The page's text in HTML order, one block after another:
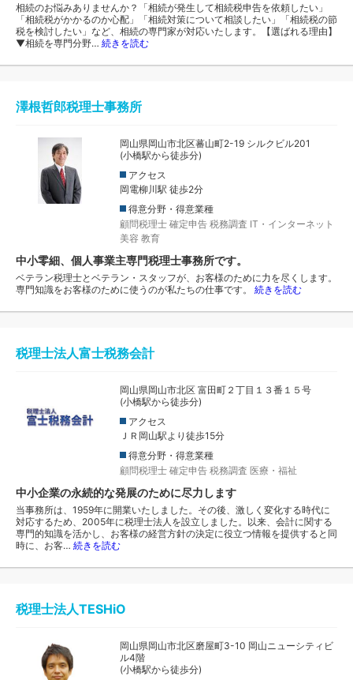
相続のお悩みありませんか？「相続が発生して相続税申告を依頼したい」
「相続税がかかるのか心配」「相続対策について相談したい」「相続税の節
税を検討したい」など、相続の専門家が対応いたします。【選ばれる理由】
▼相続を専門分野… 続きを読む
澤根哲郎税理士事務所
岡山県岡山市北区蕃山町2-19 シルクビル201
(小橋駅から徒歩分)
アクセス
岡電柳川駅 徒歩2分
得意分野・得意業種
顧問税理士 確定申告 税務調査 IT・インターネット
美容 教育
中小零細、個人事業主専門税理士事務所です。
ベテラン税理士とベテラン・スタッフが、お客様のために力を尽くします。
専門知識をお客様のために使うのが私たちの仕事です。 続きを読む
税理士法人富士税務会計
岡山県岡山市北区 富田町２丁目１３番１５号
(小橋駅から徒歩分)
アクセス
ＪＲ岡山駅より徒歩15分
得意分野・得意業種
顧問税理士 確定申告 税務調査 医療・福祉
中小企業の永続的な発展のために尽力します
当事務所は、1959年に開業いたしました。その後、激しく変化する時代に
対応するため、2005年に税理士法人を設立しました。以来、会計に関する
専門的知識を活かし、お客様の経営方針の決定に役立つ情報を提供すると同
時に、お客… 続きを読む
税理士法人TESHiO
岡山県岡山市北区磨屋町3-10 岡山ニューシティビ
ル4階
(小橋駅から徒歩分)